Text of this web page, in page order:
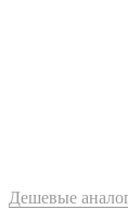
Дешевые